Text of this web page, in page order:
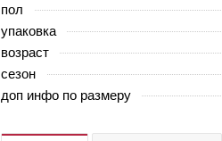
пол
упаковка
возраст
сезон
доп инфо по размеру